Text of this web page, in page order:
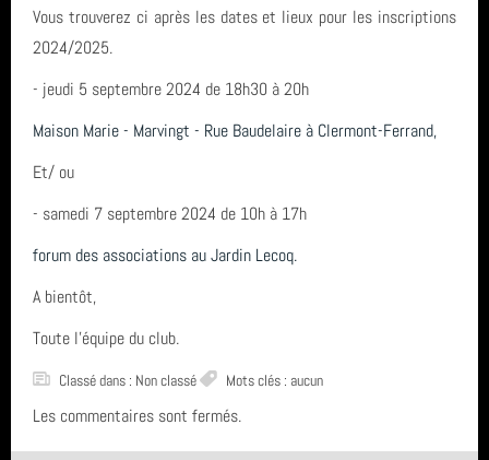
CONTACT & LIENS UTILES
ACCES BUREAU
Compétition (7)
Derniers articles
FINALE NATIONALE UFOLEP 2026
Gymnastique Rythmique - Nos équipes en compétition
vidéo
Derniers commentaires
Vous trouverez ci après les dates et lieux pour les inscriptions
2024/2025.
- jeudi 5 septembre 2024 de 18h30 à 20h
Maison Marie - Marvingt - Rue Baudelaire à Clermont-Ferrand,
Et/ ou
- samedi 7 septembre 2024 de 10h à 17h
forum des associations au Jardin Lecoq.
A bientôt,
Toute l'équipe du club.
Classé dans : Non classé Mots clés : aucun
Les commentaires sont fermés.